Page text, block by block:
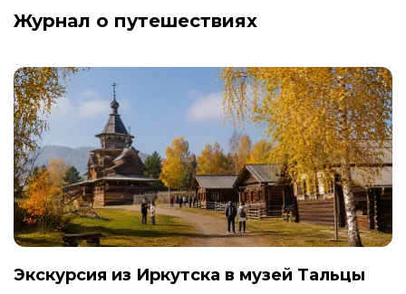
Журнал о путешествиях
Экскурсия из Иркутска в музей Тальцы